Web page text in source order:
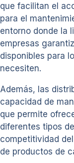
que facilitan el
para el
entorno donde la
empresas
disponibles para
necesiten.
Además, las
capacidad de
que permite
diferentes tipos
competitividad
de productos de